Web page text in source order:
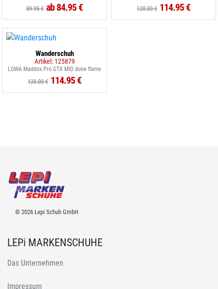
89.95 € ab 84.95 €
120.00 € 114.95 €
Wanderschuh
Artikel: 125879
LOWA Maddox Pro GTX MID dune flame
120.00 € 114.95 €
© 2026 Lepi Schuh GmbH
LEPi MARKENSCHUHE
Das Unternehmen
Impressum